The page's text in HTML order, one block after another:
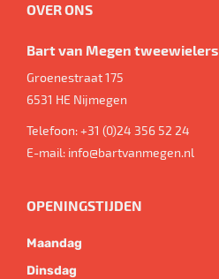
OVER ONS
Bart van Megen tweewielers
Groenestraat 175
6531 HE Nijmegen
Telefoon:+31 (0)24 356 52 24
E-mail: info@bartvanmegen.nl
OPENINGSTIJDEN
Maandag
Dinsdag